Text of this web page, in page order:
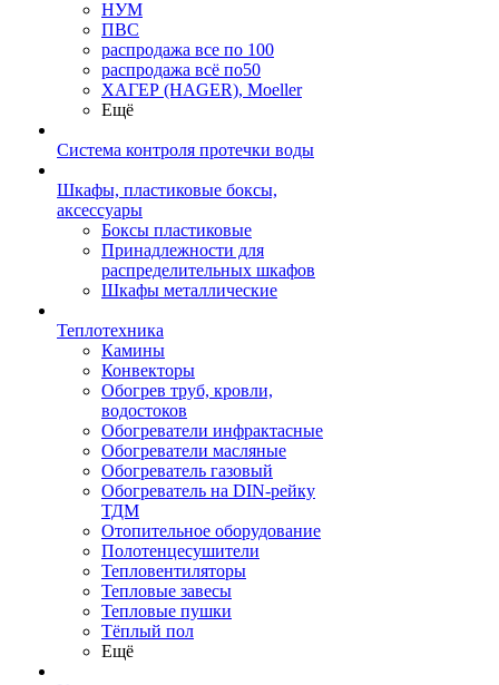
НУМ
ПВС
распродажа все по 100
распродажа всё по50
ХАГЕР (HAGER), Moeller
Ещё
Система контроля протечки воды
Шкафы, пластиковые боксы,
аксессуары
Боксы пластиковые
Принадлежности для
распределительных шкафов
Шкафы металлические
Теплотехника
Камины
Конвекторы
Обогрев труб, кровли,
водостоков
Обогреватели инфрактасные
Обогреватели масляные
Обогреватель газовый
Обогреватель на DIN-рейку
ТДМ
Отопительное оборудование
Полотенцесушители
Тепловентиляторы
Тепловые завесы
Тепловые пушки
Тёплый пол
Ещё